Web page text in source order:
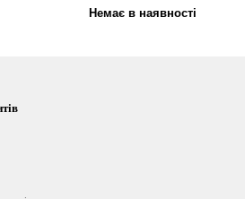
Немає в наявності